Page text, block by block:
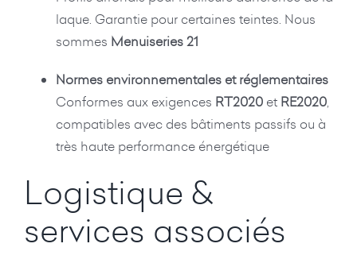
laque. Garantie pour certaines teintes. Nous
sommes Menuiseries 21
Normes environnementales et réglementaires
Conformes aux exigences RT2020et RE2020,
compatibles avec des bâtiments passifs ou à
très haute performance énergétique
Logistique &
services associés